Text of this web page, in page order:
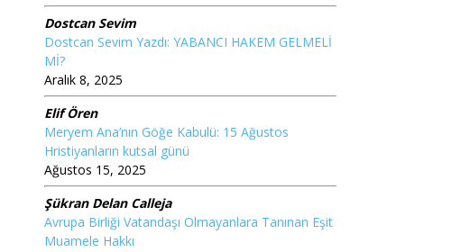
Dostcan Sevim
Dostcan Sevim Yazdı: YABANCI HAKEM GELMELİ
Mİ?
Aralık 8, 2025
Elif Ören
Meryem Ana’nın Göğe Kabulü: 15 Ağustos
Hristiyanların kutsal günü
Ağustos 15, 2025
Şükran Delan Calleja
Avrupa Birliği Vatandaşı Olmayanlara Tanınan Eşit
Muamele Hakkı